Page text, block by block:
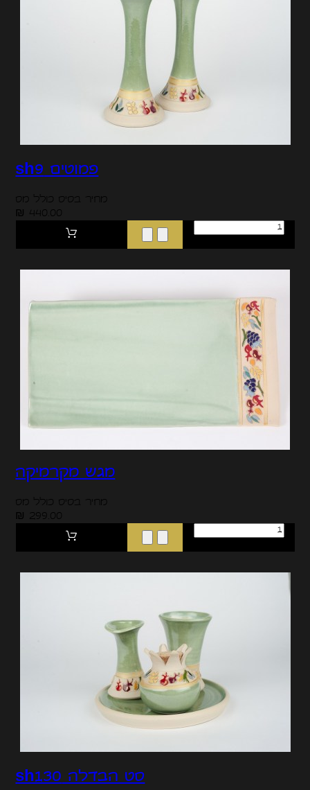
פמוטים sh9
מחיר בסיס כולל מס
440.00 ₪
מגש מקרמיקה
מחיר בסיס כולל מס
299.00 ₪
סט הבדלה sh130